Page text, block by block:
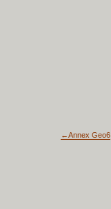
←Annex Geo6